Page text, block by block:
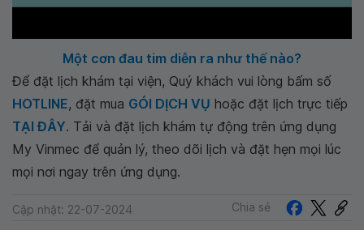
Một cơn đau tim diễn ra như thế nào?
Để đặt lịch khám tại viện, Quý khách vui lòng bấm số
HOTLINE, đặt mua GÓI DỊCH VỤ hoặc đặt lịch trực tiếp
TẠI ĐÂY. Tải và đặt lịch khám tự động trên ứng dụng
My Vinmec để quản lý, theo dõi lịch và đặt hẹn mọi lúc
mọi nơi ngay trên ứng dụng.
Cập nhật: 22-07-2024 Chia sẻ